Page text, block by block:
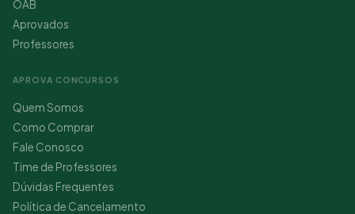
OAB
Aprovados
Professores
APROVA CONCURSOS
Quem Somos
Como Comprar
Fale Conosco
Time de Professores
Dúvidas Frequentes
Política de Cancelamento